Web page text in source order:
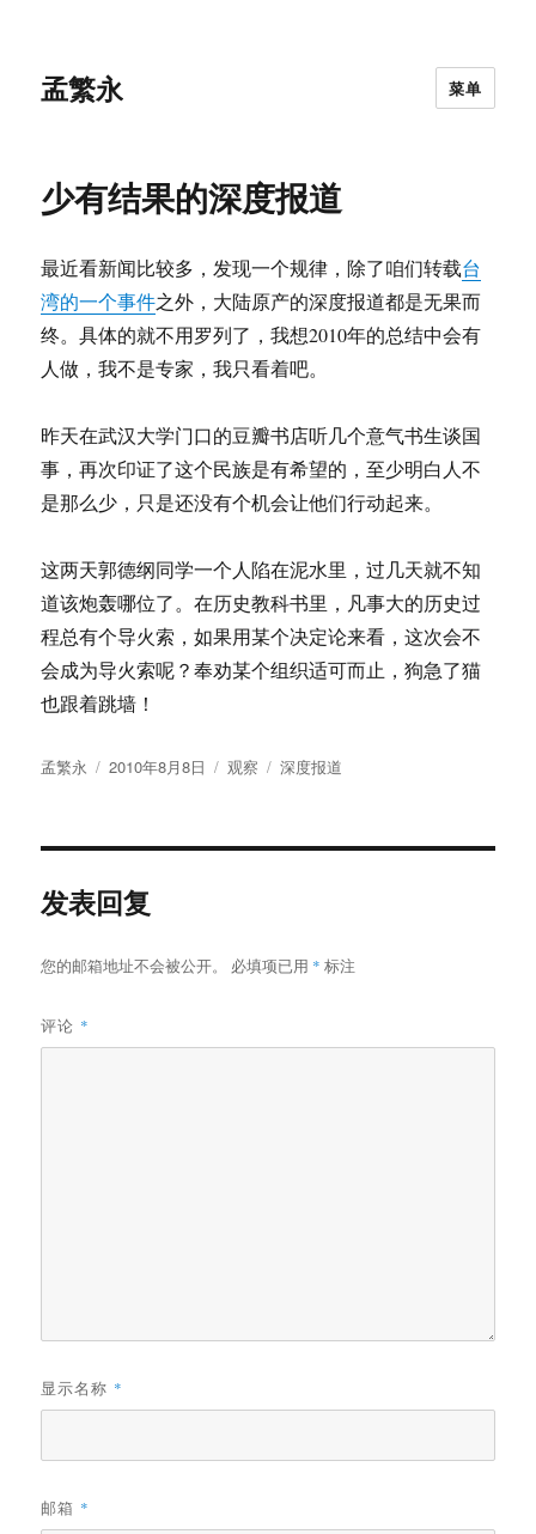
孟繁永 菜单
少有结果的深度报道
最近看新闻比较多，发现一个规律，除了咱们转载台
湾的一个事件之外，大陆原产的深度报道都是无果而
终。具体的就不用罗列了，我想2010年的总结中会有
人做，我不是专家，我只看着吧。
昨天在武汉大学门口的豆瓣书店听几个意气书生谈国
事，再次印证了这个民族是有希望的，至少明白人不
是那么少，只是还没有个机会让他们行动起来。
这两天郭德纲同学一个人陷在泥水里，过几天就不知
道该炮轰哪位了。在历史教科书里，凡事大的历史过
程总有个导火索，如果用某个决定论来看，这次会不
会成为导火索呢？奉劝某个组织适可而止，狗急了猫
也跟着跳墙！
作
孟繁永
发
2010年8月8日
分
观察
标
深度报道
发表回复
您的邮箱地址不会被公开。 必填项已用 * 标注
评论 *
显示名称 *
邮箱 *